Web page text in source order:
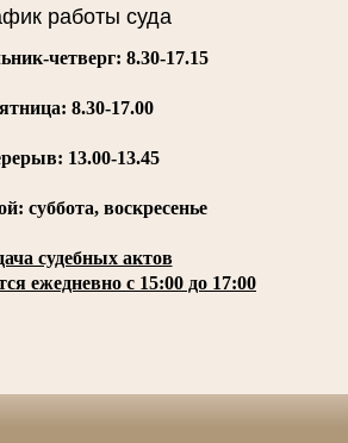
работы суда
четверг: 8.30-17.15
8.30-17.00
13.00-13.45
суббота, воскресенье
судебных актов
ежедневно с 15:00 до 17:00